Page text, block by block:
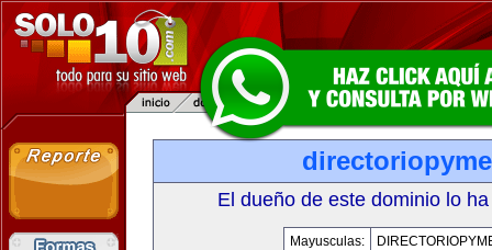
El dueño de este dominio lo
Mayusculas: